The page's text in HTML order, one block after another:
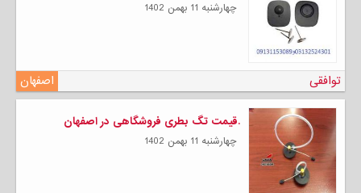
چهارشنبه 11 بهمن 1402
اصفهان توافقی
.قیمت تگ بطری فروشگاهی در اصفهان
چهارشنبه 11 بهمن 1402